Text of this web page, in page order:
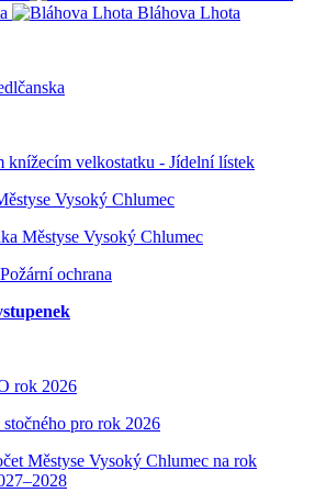
Bláhova Lhota
knížecím velkostatku - Jídelní lístek
Vysoký Chlumec
Městyse Vysoký Chlumec
ochrana
rok 2026
pro rok 2026
Městyse Vysoký Chlumec na rok
8